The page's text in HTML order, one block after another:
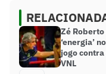
Zé
‘energia’
jogo
VNL